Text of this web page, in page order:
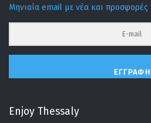
Μηνιαία email με νέα και προσφορές
ΕΓΓΡΑΦΉ
Enjoy Thessaly